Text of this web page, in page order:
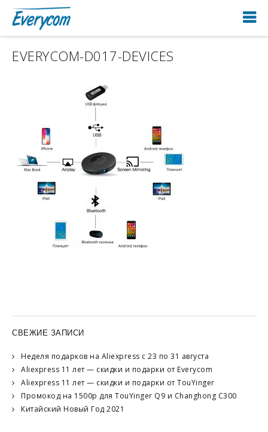
EVERYCOM-D017-DEVICES
СВЕЖИЕ ЗАПИСИ
Неделя подарков на Aliexpress с 23 по 31 августа
Aliexpress 11 лет — скидки и подарки от Everycom
Aliexpress 11 лет — скидки и подарки от TouYinger
Промокод на 1500р для TouYinger Q9 и Changhong C300
Китайский Новый Год 2021